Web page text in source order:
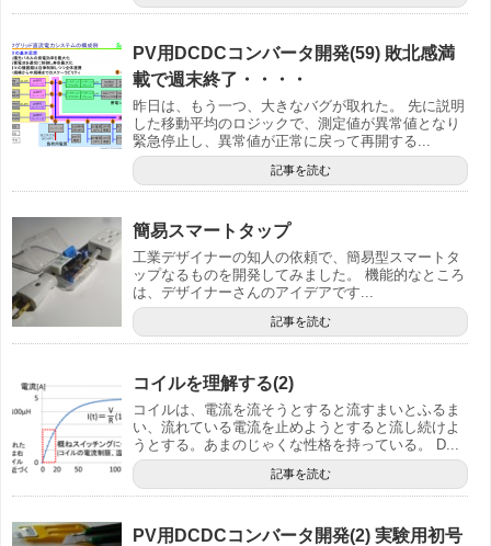
PV用DCDCコンバータ開発(59) 敗北感満
載で週末終了・・・・
昨日は、もう一つ、大きなバグが取れた。 先に説明
した移動平均のロジックで、測定値が異常値となり
緊急停止し、異常値が正常に戻って再開する...
記事を読む
簡易スマートタップ
工業デザイナーの知人の依頼で、簡易型スマートタ
ップなるものを開発してみました。 機能的なところ
は、デザイナーさんのアイデアです...
記事を読む
コイルを理解する(2)
コイルは、電流を流そうとすると流すまいとふるま
い、流れている電流を止めようとすると流し続けよ
うとする。あまのじゃくな性格を持っている。 D...
記事を読む
PV用DCDCコンバータ開発(2) 実験用初号